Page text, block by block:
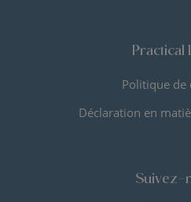
Practical
Politique de
Déclaration en
Suivez-